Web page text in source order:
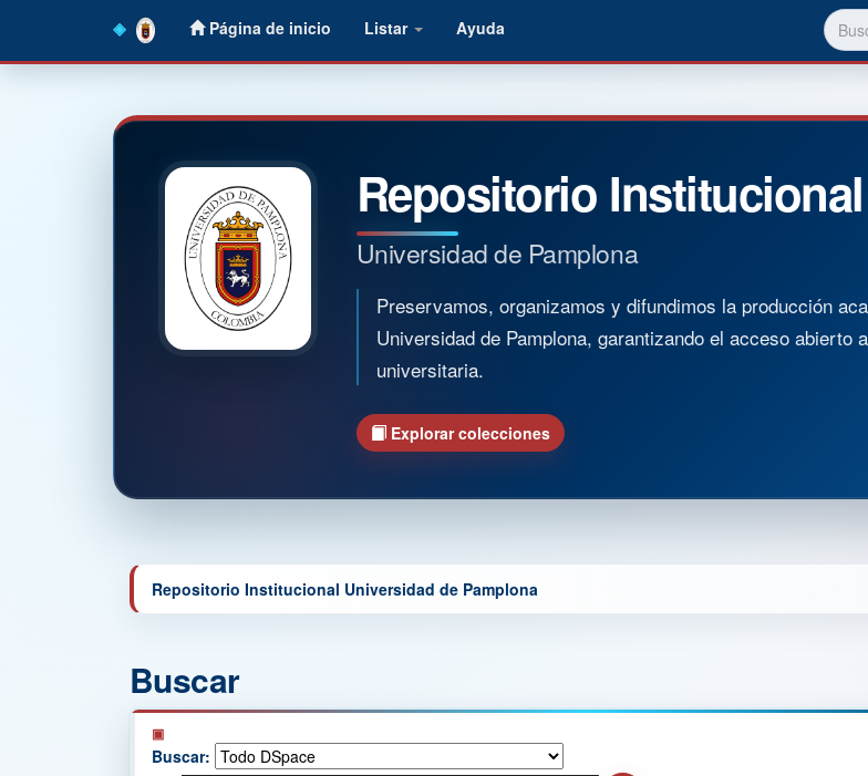
Página de inicio Listar Ayuda
Repositorio Institucional
Universidad de Pamplona
Preservamos, organizamos y difundimos la producción
Universidad de Pamplona, garantizando el acceso abierto
universitaria.
Explorar colecciones
Repositorio Institucional Universidad de Pamplona
Buscar
Buscar: